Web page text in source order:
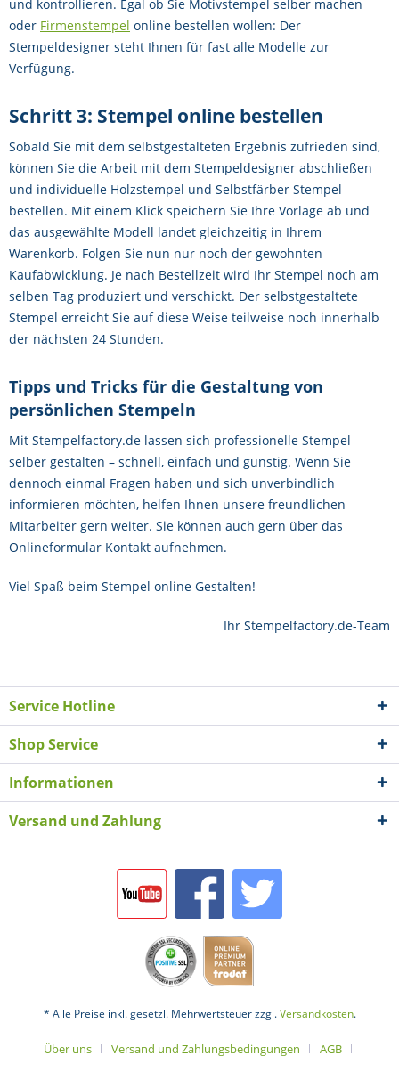
und kontrollieren. Egal ob Sie Motivstempel selber machen
oder Firmenstempel online bestellen wollen: Der
Stempeldesigner steht Ihnen für fast alle Modelle zur
Verfügung.
Schritt 3: Stempel online bestellen
Sobald Sie mit dem selbstgestalteten Ergebnis zufrieden sind,
können Sie die Arbeit mit dem Stempeldesigner abschließen
und individuelle Holzstempel und Selbstfärber Stempel
bestellen. Mit einem Klick speichern Sie Ihre Vorlage ab und
das ausgewählte Modell landet gleichzeitig in Ihrem
Warenkorb. Folgen Sie nun nur noch der gewohnten
Kaufabwicklung. Je nach Bestellzeit wird Ihr Stempel noch am
selben Tag produziert und verschickt. Der selbstgestaltete
Stempel erreicht Sie auf diese Weise teilweise noch innerhalb
der nächsten 24 Stunden.
Tipps und Tricks für die Gestaltung von
persönlichen Stempeln
Mit Stempelfactory.de lassen sich professionelle Stempel
selber gestalten – schnell, einfach und günstig. Wenn Sie
dennoch einmal Fragen haben und sich unverbindlich
informieren möchten, helfen Ihnen unsere freundlichen
Mitarbeiter gern weiter. Sie können auch gern über das
Onlineformular Kontakt aufnehmen.
Viel Spaß beim Stempel online Gestalten!
Ihr Stempelfactory.de-Team
Service Hotline
Shop Service
Informationen
Versand und Zahlung
* Alle Preise inkl. gesetzl. Mehrwertsteuer zzgl.Versandkosten.
Über uns Versand und Zahlungsbedingungen AGB